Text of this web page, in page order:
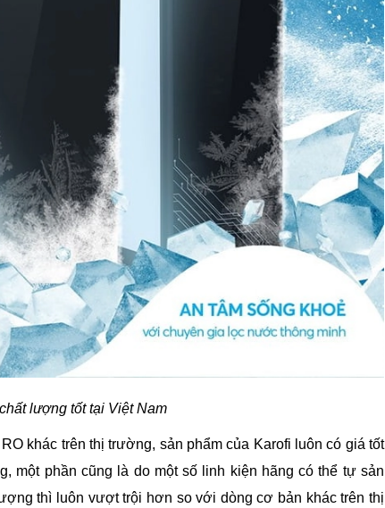
lượng tốt tại Việt Nam
khác trên thị trường, sản phẩm của Karofi luôn có giá tốt
một phần cũng là do một số linh kiện hãng có thể tự sản
thì luôn vượt trội hơn so với dòng cơ bản khác trên thị